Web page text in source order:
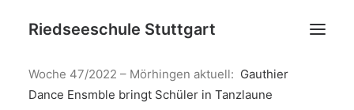
Riedseeschule Stuttgart
News
2022
Woche 47/2022 – Mörhingen aktuell: Gauthier
Dance Ensmble bringt Schüler in Tanzlaune